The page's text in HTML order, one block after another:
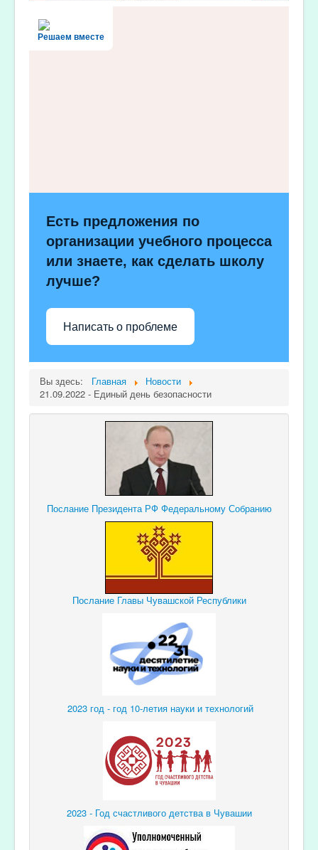
Решаем вместе
Есть предложения по
организации учебного процесса
или знаете, как сделать школу
лучше?
Написать о проблеме
Вы здесь: Главная
Новости
21.09.2022 - Единый день безопасности
Послание Президента РФ Федеральному Собранию
Послание Главы Чувашской Республики
2023 год - год 10-летия науки и технологий
2023 - Год счастливого детства в Чувашии